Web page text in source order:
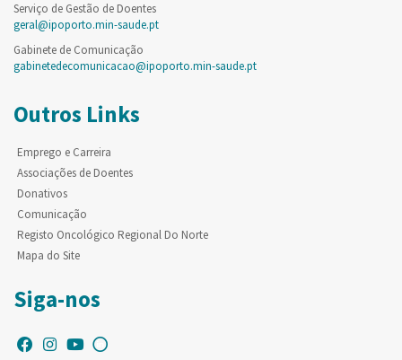
Serviço de Gestão de Doentes
geral@ipoporto.min-saude.pt
Gabinete de Comunicação
gabinetedecomunicacao@ipoporto.min-saude.pt
Outros Links
Emprego e Carreira
Associações de Doentes
Donativos
Comunicação
Registo Oncológico Regional Do Norte
Mapa do Site
Siga-nos